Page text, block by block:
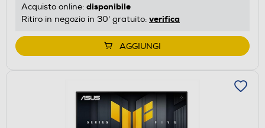
Acquisto online: disponibile
Ritiro in negozio in 30' gratuito: verifica
AGGIUNGI